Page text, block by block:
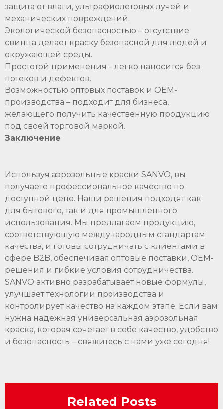
защита от влаги, ультрафиолетовых лучей и
механических повреждений.
Экологической безопасностью – отсутствие
свинца делает краску безопасной для людей и
окружающей среды.
Простотой применения – легко наносится без
потеков и дефектов.
Возможностью оптовых поставок и OEM-
производства – подходит для бизнеса,
желающего получить качественную продукцию
под своей торговой маркой.
Заключение
Используя аэрозольные краски SANVO, вы
получаете профессиональное качество по
доступной цене. Наши решения подходят как
для бытового, так и для промышленного
использования. Мы предлагаем продукцию,
соответствующую международным стандартам
качества, и готовы сотрудничать с клиентами в
сфере B2B, обеспечивая оптовые поставки, OEM-
решения и гибкие условия сотрудничества.
SANVO активно разрабатывает новые формулы,
улучшает технологии производства и
контролирует качество на каждом этапе. Если вам
нужна надежная универсальная аэрозольная
краска, которая сочетает в себе качество, удобство
и безопасность – свяжитесь с нами уже сегодня!
Related Posts